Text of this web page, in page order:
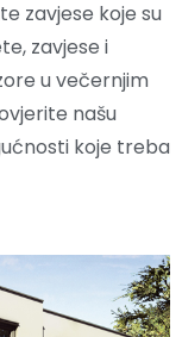
zavjese koje su
zavjese i
u večernjim
našu
koje treba